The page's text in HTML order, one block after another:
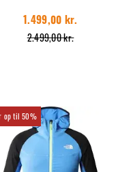
2.499,00 kr.
1.499,00 kr.
50%